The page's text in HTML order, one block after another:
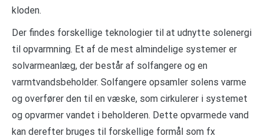
kloden.
Der findes forskellige teknologier til at udnytte solenergi
til opvarmning. Et af de mest almindelige systemer er
solvarmeanlæg, der består af solfangere og en
varmtvandsbeholder. Solfangere opsamler solens varme
og overfører den til en væske, som cirkulerer i systemet
og opvarmer vandet i beholderen. Dette opvarmede vand
kan derefter bruges til forskellige formål som fx